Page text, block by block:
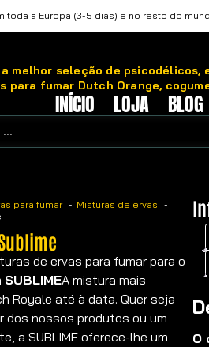
toda a Europa (3-5 dias) e no resto do
melhor seleção de psicodélicos,
para fumar Dutch Orange,
INÍCIO LOJA BLOG
para fumar
Misturas de ervas
de ervas para fumar para o
SUBLIMEA mistura mais
Royale até à data. Quer seja
dos nossos produtos ou um
a SUBLIME oferece-lhe um
O